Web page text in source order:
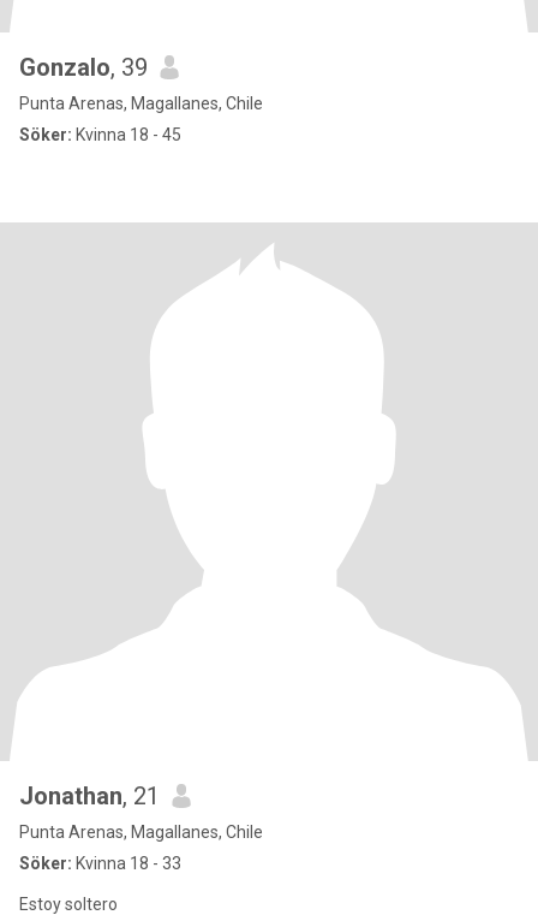
Gonzalo, 39
Punta Arenas, Magallanes, Chile
Söker: Kvinna 18 - 45
Jonathan, 21
Punta Arenas, Magallanes, Chile
Söker: Kvinna 18 - 33
Estoy soltero